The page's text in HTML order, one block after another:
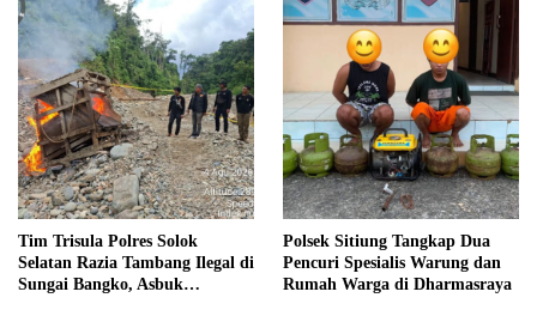
Tim Trisula Polres Solok
Selatan Razia Tambang Ilegal di
Sungai Bangko, Asbuk
Polsek Sitiung Tangkap Dua
Pencuri Spesialis Warung dan
Rumah Warga di Dharmasraya